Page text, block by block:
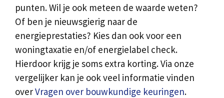
punten. Wil je ook meteen de waarde weten?
Of ben je nieuwsgierig naar de
energieprestaties? Kies dan ook voor een
woningtaxatie en/of energielabel check.
Hierdoor krijg je soms extra korting. Via onze
vergelijker kan je ook veel informatie vinden
overVragen over bouwkundige keuringen.